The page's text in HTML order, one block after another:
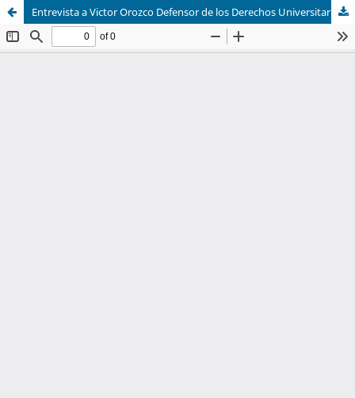
Entrevista a Victor Orozco Defensor de los Derechos Universitarios